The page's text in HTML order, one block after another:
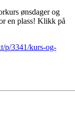
ønsdager og
en plass! Klikk på
p/3341/kurs-og-